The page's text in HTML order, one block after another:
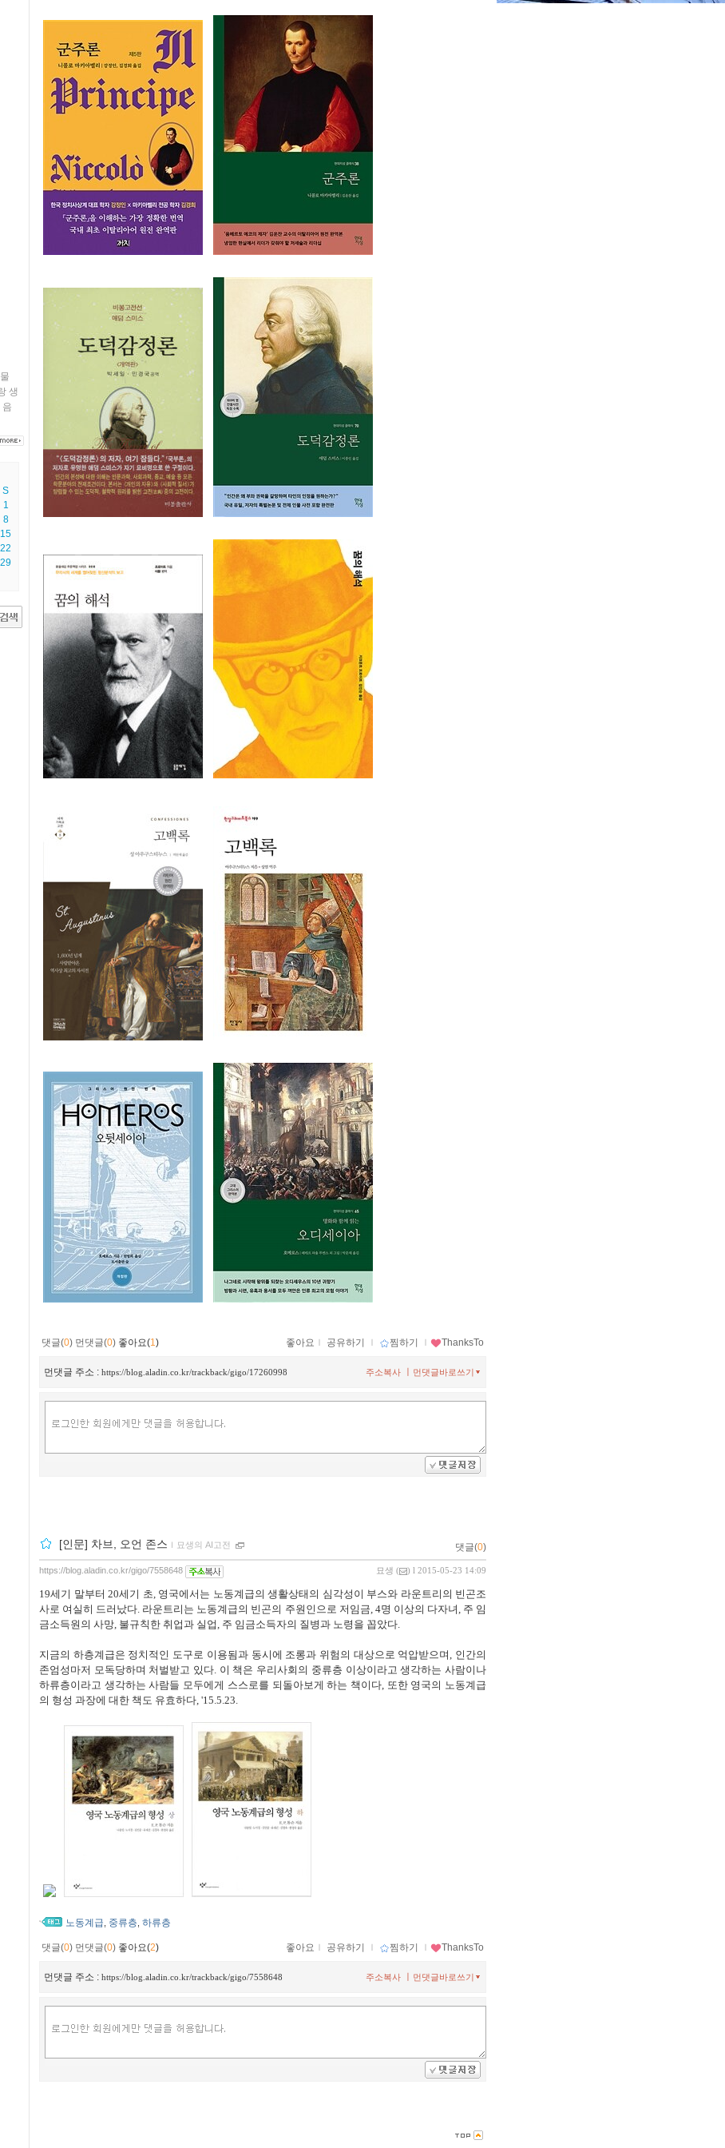
생
음
S
1
8
15
22
29
댓글(0) 먼댓글(0) 좋아요(1) 좋아요 ｌ 공유하기 ｌ 찜하기 ｌ ThanksTo
먼댓글 주소 : https://blog.aladin.co.kr/trackback/gigo/17260998 먼댓글바로쓰기
주소복사
[인문] 차브, 오언 존스 ｌ 묘생의 AI고전 댓글(0)
묘생 ( ) l 2015-05-23 14:09
https://blog.aladin.co.kr/gigo/7558648
19세기 말부터 20세기 초, 영국에서는 노동계급의 생활상태의 심각성이 부스와 라운트리의 빈곤조
사로 여실히 드러났다. 라운트리는 노동계급의 빈곤의 주원인으로 저임금, 4명 이상의 다자녀, 주 임
금소득원의 사망, 불규칙한 취업과 실업, 주 임금소득자의 질병과 노령을 꼽았다.
지금의 하층계급은 정치적인 도구로 이용됨과 동시에 조롱과 위험의 대상으로 억압받으며, 인간의
존엄성마저 모독당하며 처벌받고 있다. 이 책은 우리사회의 중류층 이상이라고 생각하는 사람이나
하류층이라고 생각하는 사람들 모두에게 스스로를 되돌아보게 하는 책이다, 또한 영국의 노동계급
의 형성 과장에 대한 책도 유효하다, '15.5.23.
노동계급 중류층 하류층
댓글(0) 먼댓글(0) 좋아요(2) 좋아요 ｌ 공유하기 ｌ 찜하기 ｌ ThanksTo
먼댓글 주소 : https://blog.aladin.co.kr/trackback/gigo/7558648 먼댓글바로쓰기
주소복사